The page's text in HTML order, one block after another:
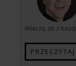
Wierzę, że z